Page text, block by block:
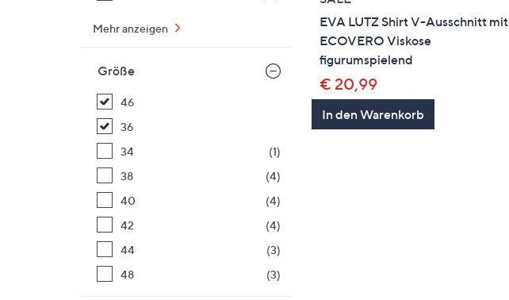
Mehr anzeigen
Größe
46
36
34
(1)
38
(4)
40
(4)
42
(4)
44
(3)
48
(3)
EVA LUTZ Shirt V-Ausschnitt mit
ECOVERO Viskose
figurumspielend
€ 20,99
In den Warenkorb